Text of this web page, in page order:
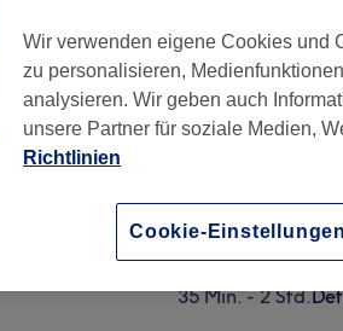
München, 80799
20 Min. - 1 Std. 30
Damen -
35 Min. - 2 Std.
Wir verwenden eigene Cookies und
zu personalisieren,
analysieren. Wir geben auch
unsere Partner für soziale Medien,
Richtlinien
Cookie-Einstellungen